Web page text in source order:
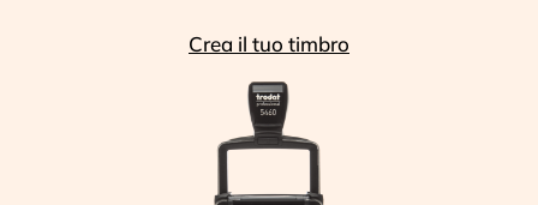
Crea il tuo timbro